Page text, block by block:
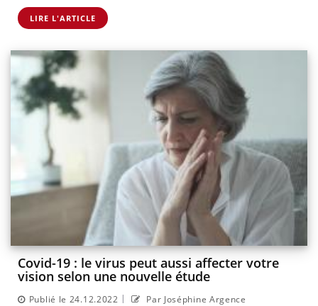
LIRE L'ARTICLE
Covid-19 : le virus peut aussi affecter votre
vision selon une nouvelle étude
Publié le 24.12.2022 | Par Joséphine Argence